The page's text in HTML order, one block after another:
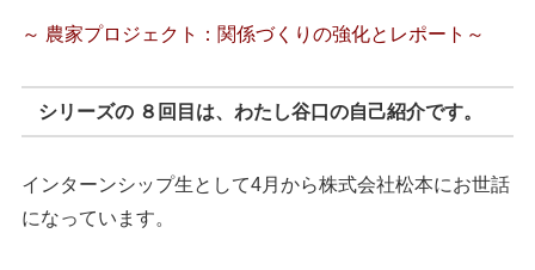
～ 農家プロジェクト：関係づくりの強化とレポート～
シリーズの ８回目は、わたし谷口の自己紹介です。
インターンシップ生として4月から株式会社松本にお世話
になっています。